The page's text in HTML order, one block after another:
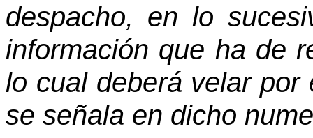
despacho, en lo
información que ha de
lo cual deberá velar
se señala en dicho